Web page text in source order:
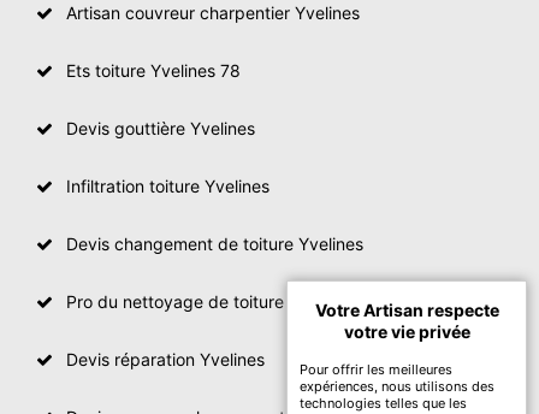
Artisan couvreur charpentier Yvelines
Ets toiture Yvelines 78
Devis gouttière Yvelines
Infiltration toiture Yvelines
Devis changement de toiture Yvelines
Pro du nettoyage de toiture
Devis réparation Yvelines
Votre Artisan respecte
votre vie privée
Pour offrir les meilleures
expériences, nous utilisons des
technologies telles que les